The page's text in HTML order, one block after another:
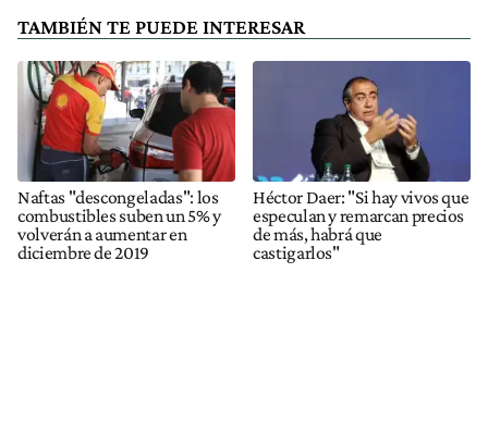
TAMBIÉN TE PUEDE INTERESAR
Naftas "descongeladas": los
combustibles suben un 5% y
volverán a aumentar en
diciembre de 2019
Héctor Daer: "Si hay vivos que
especulan y remarcan precios
de más, habrá que
castigarlos"